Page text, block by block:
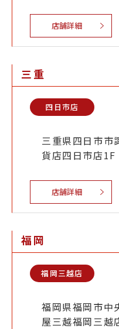
店舗詳細
三重
四日市店
三重県四日市
貨店四日市店1F
店舗詳細
福岡
福岡三越店
福岡県福岡市
屋三越福岡三越